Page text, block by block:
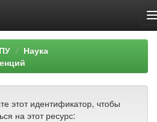
Наука
этот идентификатор, чтобы
на этот ресурс: